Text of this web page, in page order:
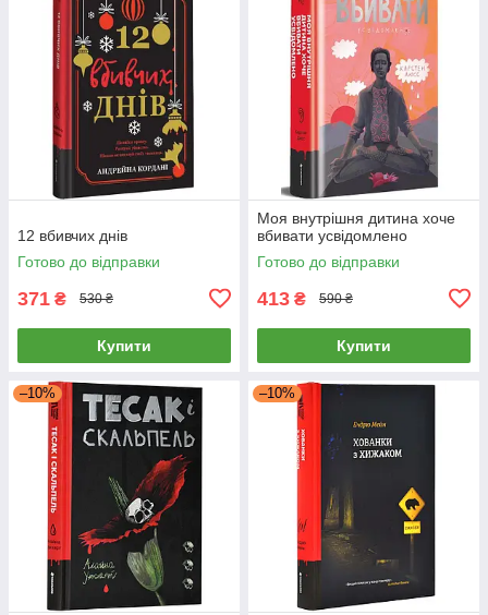
12 вбивчих днів
Готово до відправки
371 ₴ 530 ₴
Купити
Моя внутрішня дитина хоче
вбивати усвідомлено
Готово до відправки
413 ₴ 590 ₴
Купити
–10% –10%